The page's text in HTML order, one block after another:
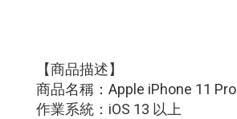
【商品描述】
商品名稱：Apple iPhone 11 Pro
作業系統：iOS 13 以上